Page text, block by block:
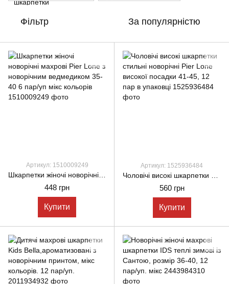
Фільтр За популярністю
Артикул: 1510009249
448 грн
Купити
Артикул: 1525936484
560 грн
Купити